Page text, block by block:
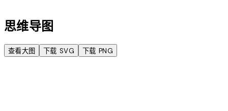
思维导图
查看大图 下载 SVG 下载 PNG